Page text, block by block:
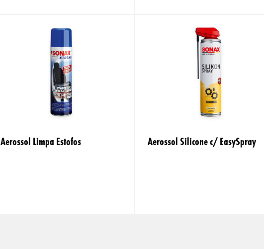
Aerossol Limpa Estofos Aerossol Silicone c/ EasySpray